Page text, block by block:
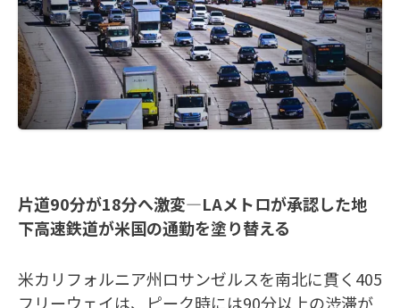
片道90分が18分へ激変—LAメトロが承認した地
下高速鉄道が米国の通勤を塗り替える
米カリフォルニア州ロサンゼルスを南北に貫く405
フリーウェイは、ピーク時には90分以上の渋滞が